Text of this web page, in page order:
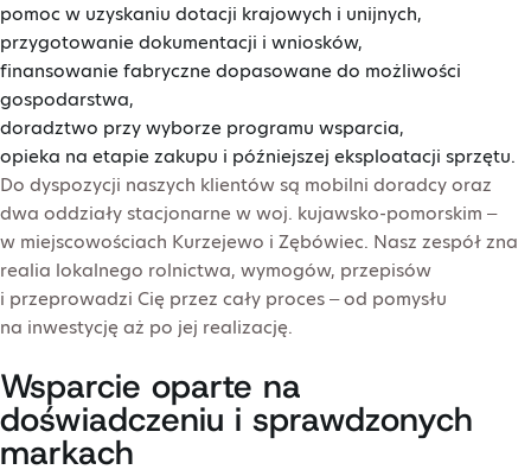
pomoc w uzyskaniu dotacji krajowych i unijnych,
przygotowanie dokumentacji i wniosków,
finansowanie fabryczne dopasowane do możliwości
gospodarstwa,
doradztwo przy wyborze programu wsparcia,
opieka na etapie zakupu i późniejszej eksploatacji sprzętu.
Do dyspozycji naszych klientów są mobilni doradcy oraz
dwa oddziały stacjonarne w woj. kujawsko-pomorskim –
w miejscowościach Kurzejewo i Zębówiec. Nasz zespół zna
realia lokalnego rolnictwa, wymogów, przepisów
i przeprowadzi Cię przez cały proces – od pomysłu
na inwestycję aż po jej realizację.
Wsparcie oparte na
doświadczeniu i sprawdzonych
markach